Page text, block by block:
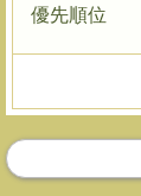
優先順位